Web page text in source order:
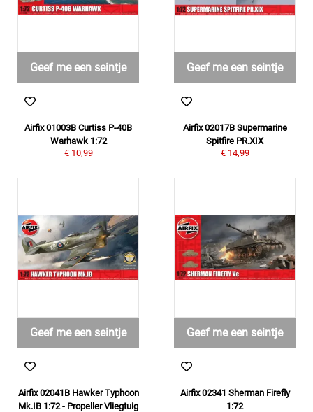
Geef me een seintje
Airfix 01003B Curtiss P-40B
Warhawk 1:72
€ 10,99
Geef me een seintje
Airfix 02017B Supermarine
Spitfire PR.XIX
€ 14,99
Geef me een seintje
Airfix 02041B Hawker Typhoon
Mk.IB 1:72 - Propeller Vliegtuig
Geef me een seintje
Airfix 02341 Sherman Firefly
1:72